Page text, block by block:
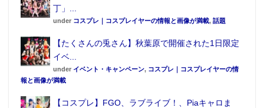
丁」...
under コスプレ｜コスプレイヤーの情報と画像が満載, 話題
【たくさんの兎さん】秋葉原で開催された1日限定
イベ...
under イベント・キャンペーン, コスプレ｜コスプレイヤーの情
報と画像が満載
【コスプレ】FGO、ラブライブ！、Piaキャロま